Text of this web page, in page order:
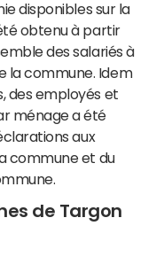
disponibles sur la
obtenu à partir
des salariés à
la commune. Idem
des employés et
ménage a été
aux
commune et du
de Targon